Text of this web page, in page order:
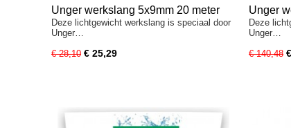
Unger werkslang 5x9mm 20 meter
Deze lichtgewicht werkslang is speciaal door
Unger…
€ 28,10 € 25,29
Unger
Deze
Unger…
€ 140,48